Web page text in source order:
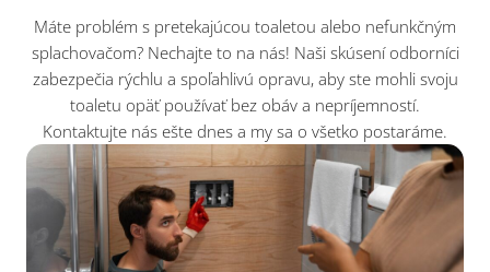
Máte problém s pretekajúcou toaletou alebo nefunkčným
splachovačom? Nechajte to na nás! Naši skúsení odborníci
zabezpečia rýchlu a spoľahlivú opravu, aby ste mohli svoju
toaletu opäť používať bez obáv a nepríjemností.
Kontaktujte nás ešte dnes a my sa o všetko postaráme.